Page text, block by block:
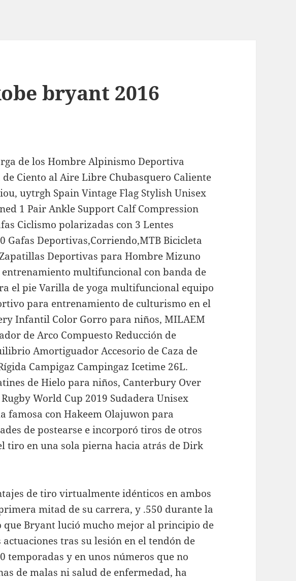
bryant 2016
de los Hombre Alpinismo Deportiva
Ciento al Aire Libre Chubasquero Caliente
uytrgh Spain Vintage Flag Stylish Unisex
1 Pair Ankle Support Calf Compression
Ciclismo polarizadas con 3 Lentes
Gafas Deportivas,Corriendo,MTB Bicicleta
Deportivas para Hombre Mizuno
entrenamiento multifuncional con banda de
el pie Varilla de yoga multifuncional equipo
para entrenamiento de culturismo en el
Infantil Color Gorro para niños, MILAEM
de Arco Compuesto Reducción de
Amortiguador Accesorio de Caza de
Campigaz Campingaz Icetime 26L.
de Hielo para niños, Canterbury Over
World Cup 2019 Sudadera Unisex
famosa con Hakeem Olajuwon para
de postearse e incorporó tiros de otros
tiro en una sola pierna hacia atrás de Dirk
de tiro virtualmente idénticos en ambos
mitad de su carrera, y .550 durante la
que Bryant lució mucho mejor al principio de
tras su lesión en el tendón de
temporadas y en unos números que no
de malas ni salud de enfermedad, ha